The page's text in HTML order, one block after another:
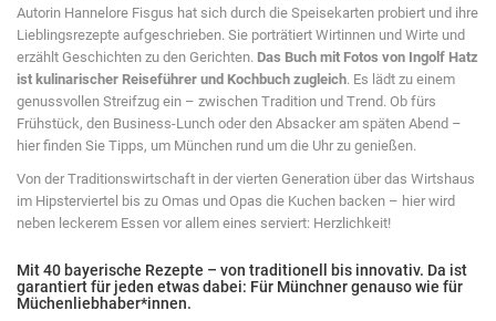
Autorin Hannelore Fisgus hat sich durch die Speisekarten probiert und ihre
Lieblingsrezepte aufgeschrieben. Sie porträtiert Wirtinnen und Wirte und
erzählt Geschichten zu den Gerichten. Das Buch mit Fotos von Ingolf Hatz
ist kulinarischer Reiseführer und Kochbuch zugleich. Es lädt zu einem
genussvollen Streifzug ein – zwischen Tradition und Trend. Ob fürs
Frühstück, den Business-Lunch oder den Absacker am späten Abend –
hier finden Sie Tipps, um München rund um die Uhr zu genießen.
Von der Traditionswirtschaft in der vierten Generation über das Wirtshaus
im Hipsterviertel bis zu Omas und Opas die Kuchen backen – hier wird
neben leckerem Essen vor allem eines serviert: Herzlichkeit!
Mit 40 bayerische Rezepte – von traditionell bis innovativ. Da ist
garantiert für jeden etwas dabei: Für Münchner genauso wie für
Müchenliebhaber*innen.